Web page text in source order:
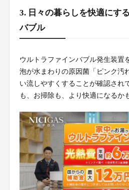
3. 日々の暮らしを快適にす
バブル
ウルトラファインバブル発生装置
泡が水まわりの原因菌「ピンク汚
い流しやすくすることが確認され
も、お掃除も、より快適になるか